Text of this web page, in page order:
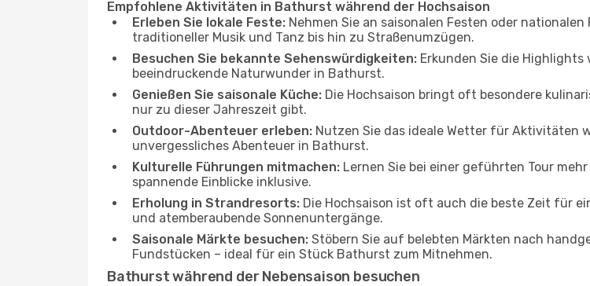
Empfohlene Aktivitäten in Bathurst während der Hochsaison
Erleben Sie lokale Feste: Nehmen Sie an saisonalen Festen oder
traditioneller Musik und Tanz bis hin zu Straßenumzügen.
Besuchen Sie bekannte Sehenswürdigkeiten: Erkunden Sie die
beeindruckende Naturwunder in Bathurst.
Genießen Sie saisonale Küche: Die Hochsaison bringt oft besondere
nur zu dieser Jahreszeit gibt.
Outdoor-Abenteuer erleben: Nutzen Sie das ideale Wetter für Aktivitäten
unvergessliches Abenteuer in Bathurst.
Kulturelle Führungen mitmachen: Lernen Sie bei einer geführten Tour
spannende Einblicke inklusive.
Erholung in Strandresorts: Die Hochsaison ist oft auch die beste Zeit für
und atemberaubende Sonnenuntergänge.
Saisonale Märkte besuchen: Stöbern Sie auf belebten Märkten nach
Fundstücken – ideal für ein Stück Bathurst zum Mitnehmen.
Bathurst während der Nebensaison besuchen